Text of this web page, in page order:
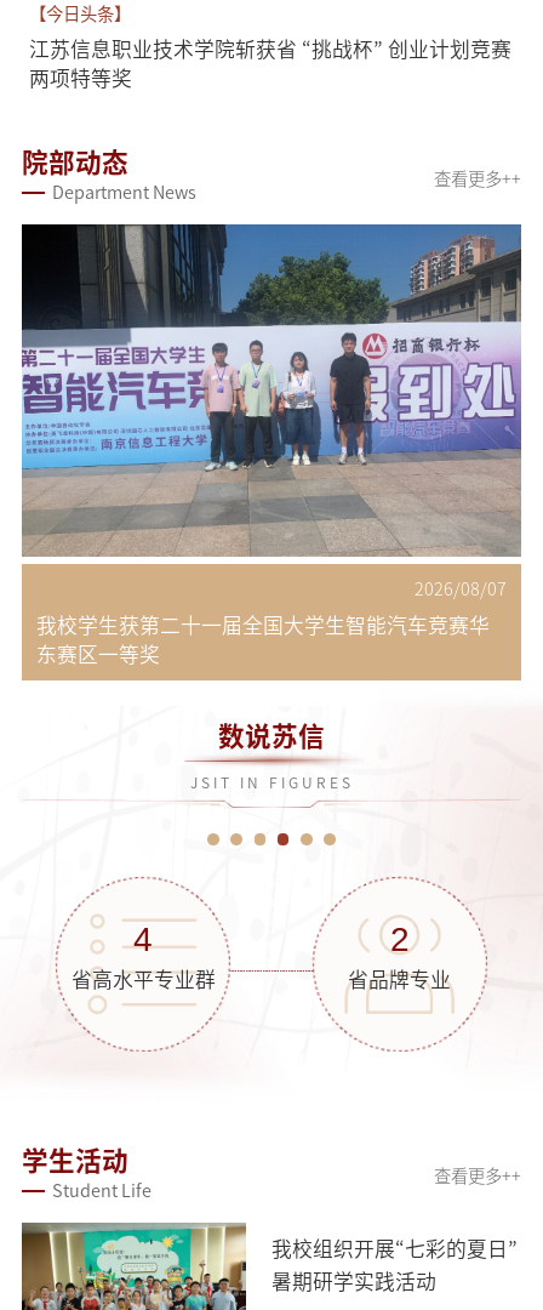
【今日头条】
江苏信息职业技术学院斩获省 “挑战杯” 创业计划竞赛
两项特等奖
院部动态
Department News
查看更多++
2026/08/07
我校学生获第二十一届全国大学生智能汽车竞赛华
东赛区一等奖
数说苏信
JSIT IN FIGURES
2
定向培养军士专业
1
微电子技术专业
学生活动
Student Life
查看更多++
我校组织开展“七彩的夏日”
暑期研学实践活动